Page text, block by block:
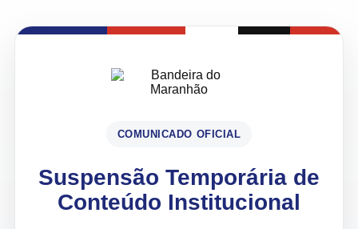
COMUNICADO OFICIAL
Suspensão Temporária de
Conteúdo Institucional